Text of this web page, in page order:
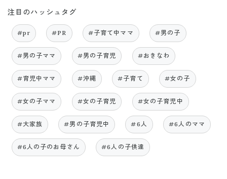
注目のハッシュタグ
#pr #PR #子育て中ママ #男の子
#男の子ママ #男の子育児 #おきなわ
#育児中ママ #沖縄 #子育て #女の子
#女の子ママ #女の子育児 #女の子育児中
#大家族 #男の子育児中 #6人 #6人のママ
#6人の子のお母さん #6人の子供達